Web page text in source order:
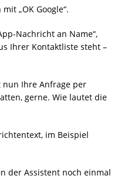
„OK Google“.
Nachricht an Name“,
Ihrer Kontaktliste steht –
nun Ihre Anfrage per
gerne. Wie lautet die
im Beispiel
der Assistent noch einmal